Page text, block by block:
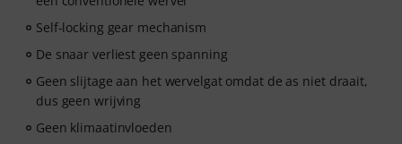
Self-locking gear mechanism
De snaar verliest geen spanning
Geen slijtage aan het wervelgat omdat de as niet draait,
dus geen wrijving
Geen klimaatinvloeden